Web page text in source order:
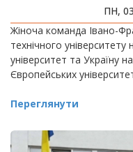
ПН,
Жіноча команда Івано-
технічного
університет та Україну
Європейських
Переглянути